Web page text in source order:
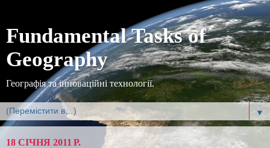
Fundamental Tasks of
Geography
Географія та інноваційні технології.
▼
18 СІЧНЯ 2011 Р.